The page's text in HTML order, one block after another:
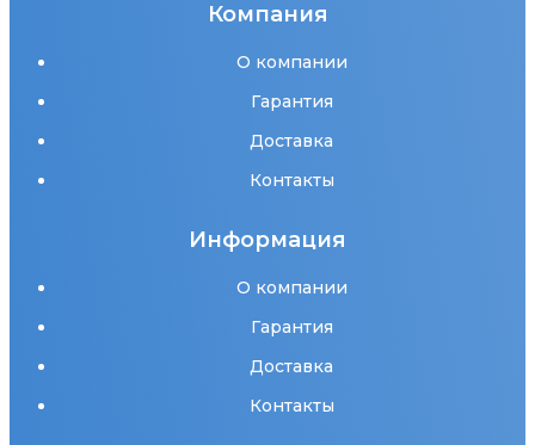
Компания
О компании
Гарантия
Доставка
Контакты
Информация
О компании
Гарантия
Доставка
Контакты